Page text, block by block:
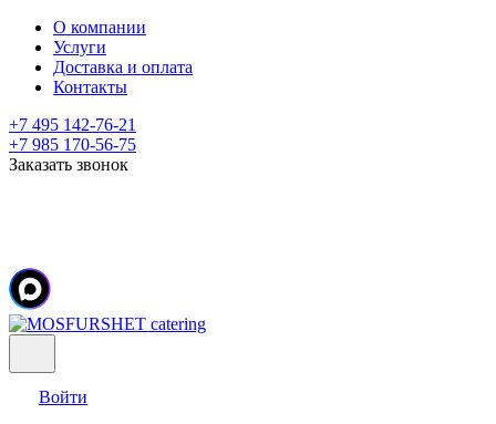
О компании
Услуги
Доставка и оплата
Контакты
+7 495 142-76-21
+7 985 170-56-75
Заказать звонок
Войти